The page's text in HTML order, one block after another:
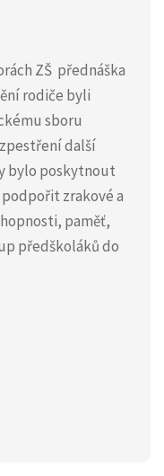
ZŠ přednáška
rodiče byli
sboru
další
bylo poskytnout
zrakové a
paměť,
předškoláků do